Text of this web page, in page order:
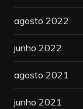
agosto 2022
junho 2022
agosto 2021
junho 2021